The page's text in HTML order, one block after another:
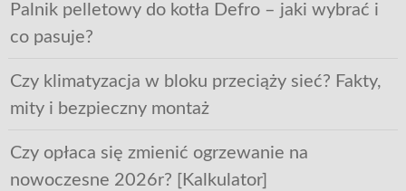
Palnik pelletowy do kotła Defro – jaki wybrać i
co pasuje?
Czy klimatyzacja w bloku przeciąży sieć? Fakty,
mity i bezpieczny montaż
Czy opłaca się zmienić ogrzewanie na
nowoczesne 2026r? [Kalkulator]